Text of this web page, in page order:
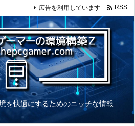
を快適にするためのニッチな情報
広告を利用しています  RSS